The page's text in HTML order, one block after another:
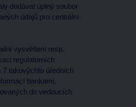
dodávat úplný soubor
údajů pro centrální
vysvětlení resp.
regulatorních
7 takovýchto úředních
bankami,
do vedoucích